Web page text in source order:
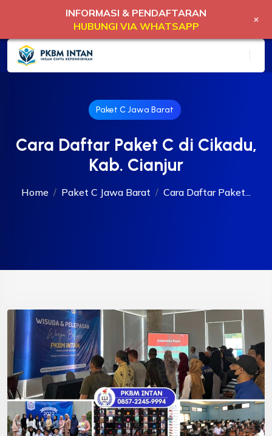
Paket C Jawa Barat
Cara Daftar Paket C di Cikadu,
Kab. Cianjur
Home Paket C Jawa Barat Cara Daftar Paket...
INFORMASI & PENDAFTARAN
HUBUNGI VIA WHATSAPP
+